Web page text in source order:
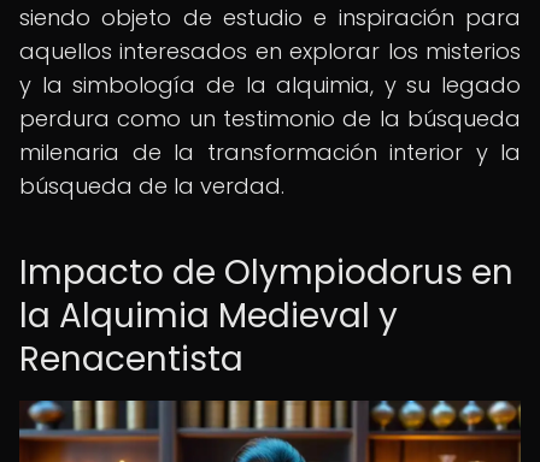
siendo objeto de estudio e inspiración para
aquellos interesados en explorar los misterios
y la simbología de la alquimia, y su legado
perdura como un testimonio de la búsqueda
milenaria de la transformación interior y la
búsqueda de la verdad.
Impacto de Olympiodorus en
la Alquimia Medieval y
Renacentista